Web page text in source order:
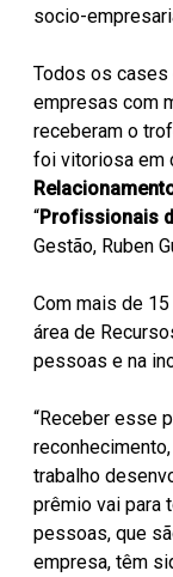
socio-
Todos os cases
empresas com
receberam o
foi vitoriosa em
“Profissionais
Gestão, Ruben
Com mais de
área de
pessoas e na
“Receber esse
trabalho
prêmio vai para
pessoas, que
empresa, têm